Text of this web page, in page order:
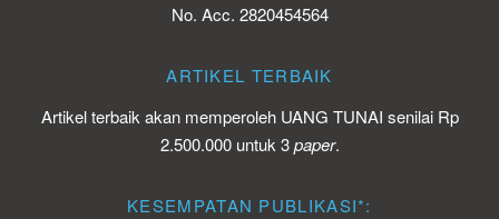
No. Acc. 2820454564
ARTIKEL TERBAIK
Artikel terbaik akan memperoleh UANG TUNAI senilai Rp
2.500.000 untuk 3paper.
KESEMPATAN PUBLIKASI*: